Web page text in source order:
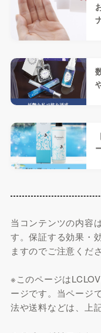
当コンテンツの内容
す。保証する効果・
ますのでご注意くださ
※このページは
ージです。当ページ
法や送料などは、上